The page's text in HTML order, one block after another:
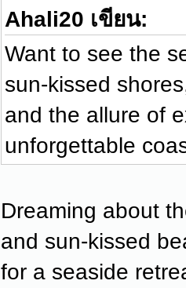
Ahali20 เขียน:
Want to see the
sun-kissed
and the allure of
unforgettable
Dreaming about
and sun-kissed
for a seaside